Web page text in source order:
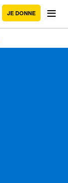
JE DONNE